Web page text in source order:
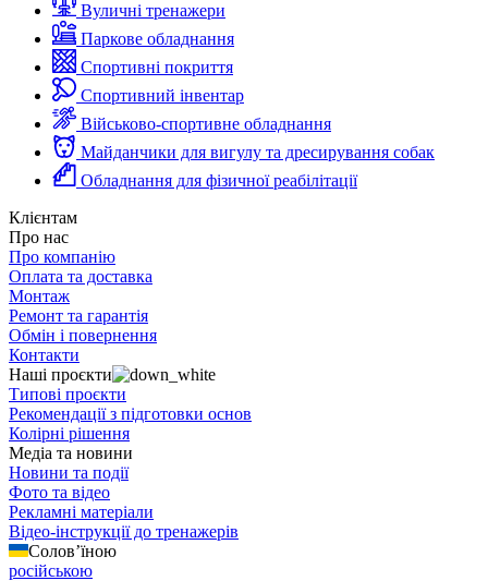
Вуличні тренажери
Паркове обладнання
Спортивні покриття
Спортивний інвентар
Військово-спортивне обладнання
Майданчики для вигулу та дресирування собак
Обладнання для фізичної реабілітації
Клієнтам
Про нас
Про компанію
Оплата та доставка
Монтаж
Ремонт та гарантія
Обмін і повернення
Контакти
Наші проєкти
Типові проєкти
Рекомендації з підготовки основ
Колірні рішення
Медіа та новини
Новини та події
Фото та відео
Рекламні матеріали
Відео-інструкції до тренажерів
Солов’їною
російською